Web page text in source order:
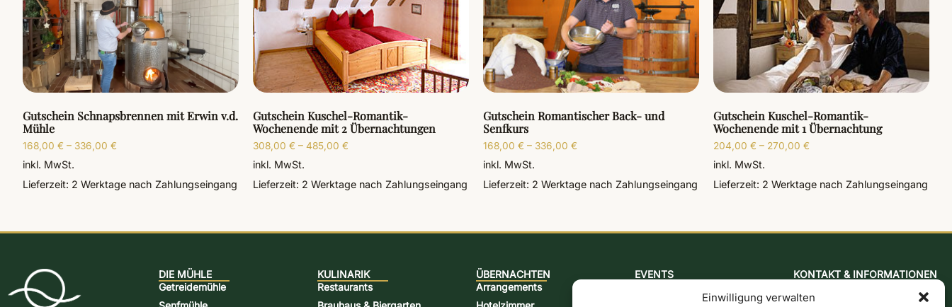
Einwilligung verwalten
Gutschein Schnapsbrennen mit Erwin v.d.
Mühle
168,00 € – 336,00 €
inkl. MwSt.
Lieferzeit: 2 Werktage nach Zahlungseingang
Gutschein Kuschel-Romantik-
Wochenende mit 2 Übernachtungen
308,00 € – 485,00 €
inkl. MwSt.
Lieferzeit: 2 Werktage nach Zahlungseingang
Gutschein Romantischer Back- und
Senfkurs
168,00 € – 336,00 €
inkl. MwSt.
Lieferzeit: 2 Werktage nach Zahlungseingang
Gutschein Kuschel-Romantik-
Wochenende mit 1 Übernachtung
204,00 € – 270,00 €
inkl. MwSt.
Lieferzeit: 2 Werktage nach Zahlungseingang
DIE MÜHLE
Getreidemühle
KULINARIK
Restaurants
ÜBERNACHTEN
Arrangements
EVENTS
KONTAKT & INFORMATIONEN